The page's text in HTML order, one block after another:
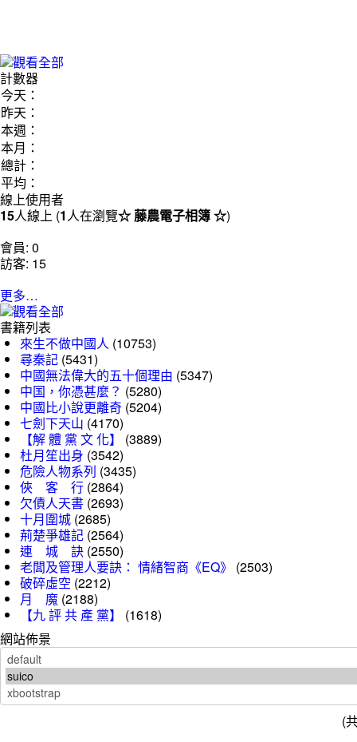
計數器
今天：
昨天：
本週：
本月：
總計：
平均：
線上使用者
15人線上 (1人在瀏覽☆ 藤農電子相簿 ☆)
會員: 0
訪客: 15
更多…
書籍列表
來生不做中國人 (10753)
尋秦記 (5431)
中國無法偉大的五十個理由 (5347)
中国，你憑甚麼？ (5280)
中國比小說更離奇 (5204)
七劍下天山 (4170)
【解 體 黨 文 化】
(3889)
杜月笙出身 (3542)
危險人物系列 (3435)
俠 客 行 (2864)
欠債人天書 (2693)
十月圍城 (2685)
荊楚爭雄記 (2564)
連 城 訣 (2550)
老闆及管理人要訣： 情緒智商《EQ》 (2503)
破碎虛空 (2212)
月 魔 (2188)
【九 評 共 產 黨】
(1618)
網站佈景
(